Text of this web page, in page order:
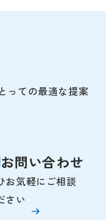
っての最適な提案
お問い合わせ
お気軽にご相談
さい